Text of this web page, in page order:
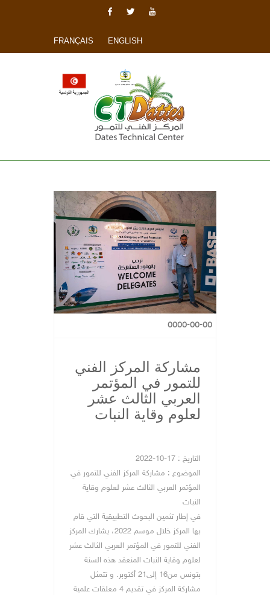
FRANÇAIS ENGLISH
0000-00-00
مشاركة المركز الفني
للتمور في المؤتمر
العربي الثالث عشر
لعلوم وقاية النبات
التاريخ : 17-10-2022
الموضوع : مشاركة المركز الفني للتمور في
المؤتمر العربي الثالث عشر لعلوم وقاية
النبات
في إطار تثمين البحوث التطبيقية التي قام
بها المركز خلال موسم 2022، يشارك المركز
الفني للتمور في المؤتمر العربي الثالث عشر
لعلوم وقاية النبات المنعقد هذه السنة
بتونس من16 إلى21 أكتوبر. و تتمثل
مشاركة المركز في تقديم 4 معلقات علمية